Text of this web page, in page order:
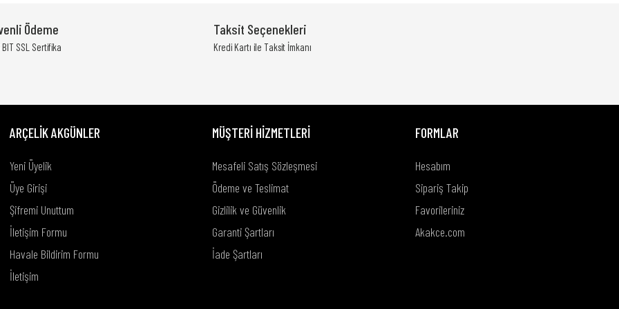
Ödeme
SSL Sertifika
Taksit Seçenekleri
Kredi Kartı ile Taksit İmkanı
ARÇELİK AKGÜNLER
Yeni Üyelik
Üye Girişi
Şifremi Unuttum
İletişim Formu
Havale Bildirim Formu
İletişim
MÜŞTERİ HİZMETLERİ
Mesafeli Satış Sözleşmesi
Ödeme ve Teslimat
Gizlilik ve Güvenlik
Garanti Şartları
İade Şartları
FORMLAR
Hesabım
Sipariş Takip
Favorileriniz
Akakce.com